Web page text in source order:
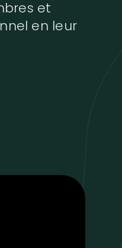
et
en leur